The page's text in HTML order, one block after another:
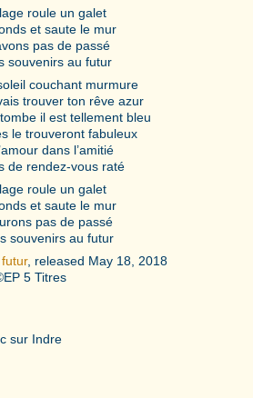
roule un galet
et saute le mur
pas de passé
souvenirs au futur
couchant murmure
trouver ton rêve azur
il est tellement bleu
le trouveront fabuleux
dans l’amitié
de rendez-vous raté
roule un galet
et saute le mur
pas de passé
souvenirs au futur
, released May 18, 2018
5 Titres
sur Indre